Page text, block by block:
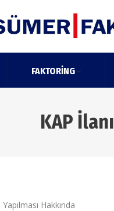
FAKTORING
KAP İlanı
Hakkında